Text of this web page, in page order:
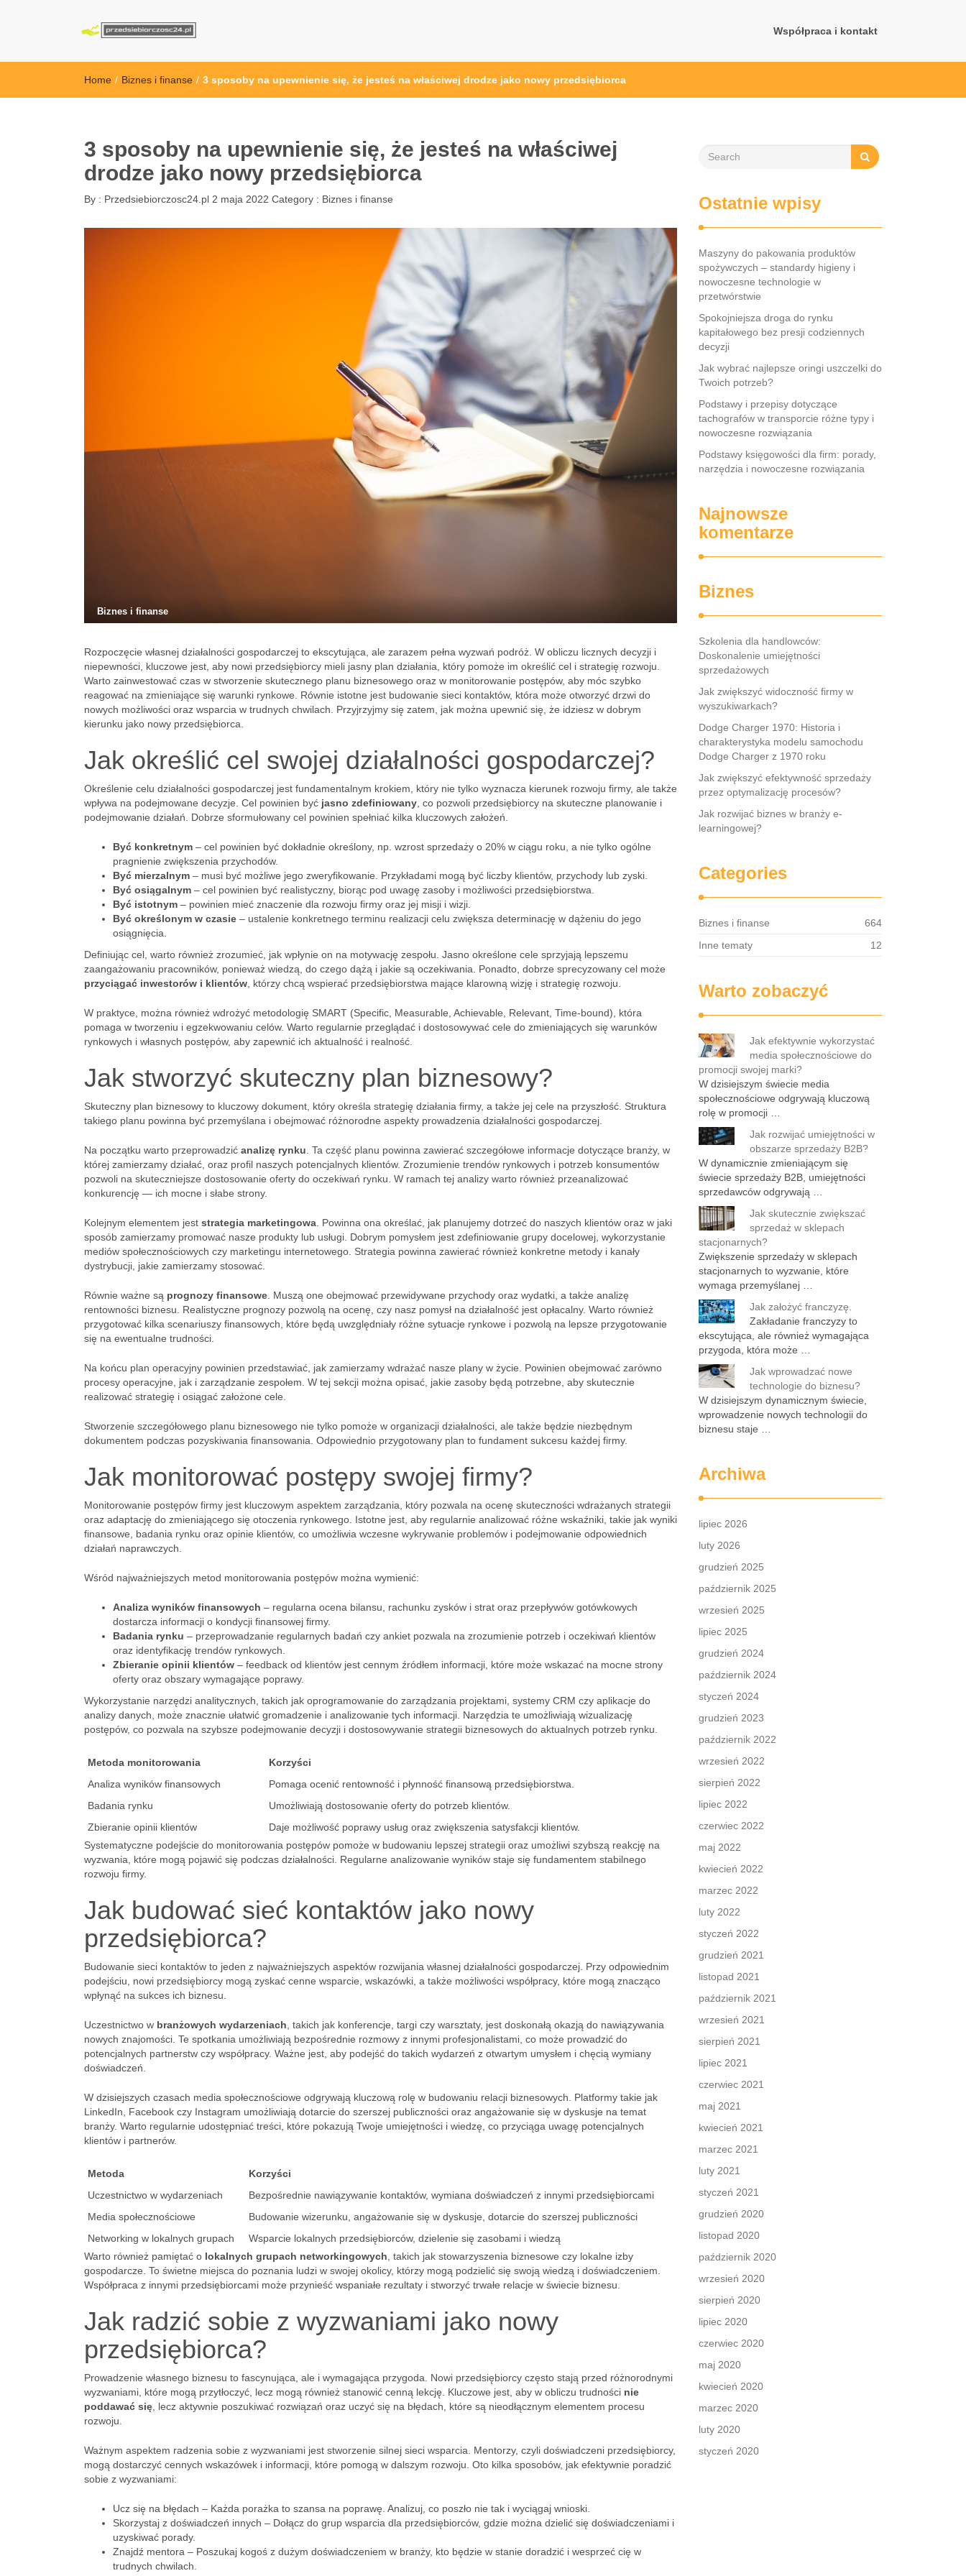
Współpraca i kontakt
Home / Biznes i finanse / 3 sposoby na upewnienie się, że jesteś na właściwej drodze jako nowy przedsiębiorca
3 sposoby na upewnienie się, że jesteś na właściwej
drodze jako nowy przedsiębiorca
By : Przedsiebiorczosc24.pl 2 maja 2022 Category : Biznes i finanse
Biznes i finanse
Rozpoczęcie własnej działalności gospodarczej to ekscytująca, ale zarazem pełna wyzwań podróż. W obliczu licznych decyzji i
niepewności, kluczowe jest, aby nowi przedsiębiorcy mieli jasny plan działania, który pomoże im określić cel i strategię rozwoju.
Warto zainwestować czas w stworzenie skutecznego planu biznesowego oraz w monitorowanie postępów, aby móc szybko
reagować na zmieniające się warunki rynkowe. Równie istotne jest budowanie sieci kontaktów, która może otworzyć drzwi do
nowych możliwości oraz wsparcia w trudnych chwilach. Przyjrzyjmy się zatem, jak można upewnić się, że idziesz w dobrym
kierunku jako nowy przedsiębiorca.
Jak określić cel swojej działalności gospodarczej?
Określenie celu działalności gospodarczej jest fundamentalnym krokiem, który nie tylko wyznacza kierunek rozwoju firmy, ale także
wpływa na podejmowane decyzje. Cel powinien być jasno zdefiniowany , co pozwoli przedsiębiorcy na skuteczne planowanie i
podejmowanie działań. Dobrze sformułowany cel powinien spełniać kilka kluczowych założeń.
Być konkretnym – cel powinien być dokładnie określony, np. wzrost sprzedaży o 20% w ciągu roku, a nie tylko ogólne
pragnienie zwiększenia przychodów.
Być mierzalnym – musi być możliwe jego zweryfikowanie. Przykładami mogą być liczby klientów, przychody lub zyski.
Być osiągalnym – cel powinien być realistyczny, biorąc pod uwagę zasoby i możliwości przedsiębiorstwa.
Być istotnym – powinien mieć znaczenie dla rozwoju firmy oraz jej misji i wizji.
Być określonym w czasie – ustalenie konkretnego terminu realizacji celu zwiększa determinację w dążeniu do jego
osiągnięcia.
Definiując cel, warto również zrozumieć, jak wpłynie on na motywację zespołu. Jasno określone cele sprzyjają lepszemu
zaangażowaniu pracowników, ponieważ wiedzą, do czego dążą i jakie są oczekiwania. Ponadto, dobrze sprecyzowany cel może
przyciągać inwestorów i klientów , którzy chcą wspierać przedsiębiorstwa mające klarowną wizję i strategię rozwoju.
W praktyce, można również wdrożyć metodologię SMART (Specific, Measurable, Achievable, Relevant, Time-bound), która
pomaga w tworzeniu i egzekwowaniu celów. Warto regularnie przeglądać i dostosowywać cele do zmieniających się warunków
rynkowych i własnych postępów, aby zapewnić ich aktualność i realność.
Jak stworzyć skuteczny plan biznesowy?
Skuteczny plan biznesowy to kluczowy dokument, który określa strategię działania firmy, a także jej cele na przyszłość. Struktura
takiego planu powinna być przemyślana i obejmować różnorodne aspekty prowadzenia działalności gospodarczej.
Na początku warto przeprowadzić analizę rynku . Ta część planu powinna zawierać szczegółowe informacje dotyczące branży, w
której zamierzamy działać, oraz profil naszych potencjalnych klientów. Zrozumienie trendów rynkowych i potrzeb konsumentów
pozwoli na skuteczniejsze dostosowanie oferty do oczekiwań rynku. W ramach tej analizy warto również przeanalizować
konkurencję — ich mocne i słabe strony.
Kolejnym elementem jest strategia marketingowa . Powinna ona określać, jak planujemy dotrzeć do naszych klientów oraz w jaki
sposób zamierzamy promować nasze produkty lub usługi. Dobrym pomysłem jest zdefiniowanie grupy docelowej, wykorzystanie
mediów społecznościowych czy marketingu internetowego. Strategia powinna zawierać również konkretne metody i kanały
dystrybucji, jakie zamierzamy stosować.
Równie ważne są prognozy finansowe . Muszą one obejmować przewidywane przychody oraz wydatki, a także analizę
rentowności biznesu. Realistyczne prognozy pozwolą na ocenę, czy nasz pomysł na działalność jest opłacalny. Warto również
przygotować kilka scenariuszy finansowych, które będą uwzględniały różne sytuacje rynkowe i pozwolą na lepsze przygotowanie
się na ewentualne trudności.
Na końcu plan operacyjny powinien przedstawiać, jak zamierzamy wdrażać nasze plany w życie. Powinien obejmować zarówno
procesy operacyjne, jak i zarządzanie zespołem. W tej sekcji można opisać, jakie zasoby będą potrzebne, aby skutecznie
realizować strategię i osiągać założone cele.
Stworzenie szczegółowego planu biznesowego nie tylko pomoże w organizacji działalności, ale także będzie niezbędnym
dokumentem podczas pozyskiwania finansowania. Odpowiednio przygotowany plan to fundament sukcesu każdej firmy.
Jak monitorować postępy swojej firmy?
Monitorowanie postępów firmy jest kluczowym aspektem zarządzania, który pozwala na ocenę skuteczności wdrażanych strategii
oraz adaptację do zmieniającego się otoczenia rynkowego. Istotne jest, aby regularnie analizować różne wskaźniki, takie jak wyniki
finansowe, badania rynku oraz opinie klientów, co umożliwia wczesne wykrywanie problemów i podejmowanie odpowiednich
działań naprawczych.
Wśród najważniejszych metod monitorowania postępów można wymienić:
Analiza wyników finansowych – regularna ocena bilansu, rachunku zysków i strat oraz przepływów gotówkowych
dostarcza informacji o kondycji finansowej firmy.
Badania rynku – przeprowadzanie regularnych badań czy ankiet pozwala na zrozumienie potrzeb i oczekiwań klientów
oraz identyfikację trendów rynkowych.
Zbieranie opinii klientów – feedback od klientów jest cennym źródłem informacji, które może wskazać na mocne strony
oferty oraz obszary wymagające poprawy.
Wykorzystanie narzędzi analitycznych, takich jak oprogramowanie do zarządzania projektami, systemy CRM czy aplikacje do
analizy danych, może znacznie ułatwić gromadzenie i analizowanie tych informacji. Narzędzia te umożliwiają wizualizację
postępów, co pozwala na szybsze podejmowanie decyzji i dostosowywanie strategii biznesowych do aktualnych potrzeb rynku.
Metoda monitorowania
Korzyści
Analiza wyników finansowych
Pomaga ocenić rentowność i płynność finansową przedsiębiorstwa.
Badania rynku
Umożliwiają dostosowanie oferty do potrzeb klientów.
Zbieranie opinii klientów
Daje możliwość poprawy usług oraz zwiększenia satysfakcji klientów.
Systematyczne podejście do monitorowania postępów pomoże w budowaniu lepszej strategii oraz umożliwi szybszą reakcję na
wyzwania, które mogą pojawić się podczas działalności. Regularne analizowanie wyników staje się fundamentem stabilnego
rozwoju firmy.
Jak budować sieć kontaktów jako nowy
przedsiębiorca?
Budowanie sieci kontaktów to jeden z najważniejszych aspektów rozwijania własnej działalności gospodarczej. Przy odpowiednim
podejściu, nowi przedsiębiorcy mogą zyskać cenne wsparcie, wskazówki, a także możliwości współpracy, które mogą znacząco
wpłynąć na sukces ich biznesu.
Uczestnictwo w branżowych wydarzeniach , takich jak konferencje, targi czy warsztaty, jest doskonałą okazją do nawiązywania
nowych znajomości. Te spotkania umożliwiają bezpośrednie rozmowy z innymi profesjonalistami, co może prowadzić do
potencjalnych partnerstw czy współpracy. Ważne jest, aby podejść do takich wydarzeń z otwartym umysłem i chęcią wymiany
doświadczeń.
W dzisiejszych czasach media społecznościowe odgrywają kluczową rolę w budowaniu relacji biznesowych. Platformy takie jak
LinkedIn, Facebook czy Instagram umożliwiają dotarcie do szerszej publiczności oraz angażowanie się w dyskusje na temat
branży. Warto regularnie udostępniać treści, które pokazują Twoje umiejętności i wiedzę, co przyciąga uwagę potencjalnych
klientów i partnerów.
Metoda
Korzyści
Uczestnictwo w wydarzeniach
Bezpośrednie nawiązywanie kontaktów, wymiana doświadczeń z innymi przedsiębiorcami
Media społecznościowe
Budowanie wizerunku, angażowanie się w dyskusje, dotarcie do szerszej publiczności
Networking w lokalnych grupach
Wsparcie lokalnych przedsiębiorców, dzielenie się zasobami i wiedzą
Warto również pamiętać o lokalnych grupach networkingowych , takich jak stowarzyszenia biznesowe czy lokalne izby
gospodarcze. To świetne miejsca do poznania ludzi w swojej okolicy, którzy mogą podzielić się swoją wiedzą i doświadczeniem.
Współpraca z innymi przedsiębiorcami może przynieść wspaniałe rezultaty i stworzyć trwałe relacje w świecie biznesu.
Jak radzić sobie z wyzwaniami jako nowy
przedsiębiorca?
Prowadzenie własnego biznesu to fascynująca, ale i wymagająca przygoda. Nowi przedsiębiorcy często stają przed różnorodnymi
wyzwaniami, które mogą przytłoczyć, lecz mogą również stanowić cenną lekcję. Kluczowe jest, aby w obliczu trudności nie
poddawać się , lecz aktywnie poszukiwać rozwiązań oraz uczyć się na błędach, które są nieodłącznym elementem procesu
rozwoju.
Ważnym aspektem radzenia sobie z wyzwaniami jest stworzenie silnej sieci wsparcia. Mentorzy, czyli doświadczeni przedsiębiorcy,
mogą dostarczyć cennych wskazówek i informacji, które pomogą w dalszym rozwoju. Oto kilka sposobów, jak efektywnie poradzić
sobie z wyzwaniami:
Ucz się na błędach – Każda porażka to szansa na poprawę. Analizuj, co poszło nie tak i wyciągaj wnioski.
Skorzystaj z doświadczeń innych – Dołącz do grup wsparcia dla przedsiębiorców, gdzie można dzielić się doświadczeniami i
uzyskiwać porady.
Znajdź mentora – Poszukaj kogoś z dużym doświadczeniem w branży, kto będzie w stanie doradzić i wesprzeć cię w
trudnych chwilach.
Ostatnie wpisy
Maszyny do pakowania produktów
spożywczych – standardy higieny i
nowoczesne technologie w
przetwórstwie
Spokojniejsza droga do rynku
kapitałowego bez presji codziennych
decyzji
Jak wybrać najlepsze oringi uszczelki do
Twoich potrzeb?
Podstawy i przepisy dotyczące
tachografów w transporcie różne typy i
nowoczesne rozwiązania
Podstawy księgowości dla firm: porady,
narzędzia i nowoczesne rozwiązania
Najnowsze
komentarze
Biznes
Szkolenia dla handlowców:
Doskonalenie umiejętności
sprzedażowych
Jak zwiększyć widoczność firmy w
wyszukiwarkach?
Dodge Charger 1970: Historia i
charakterystyka modelu samochodu
Dodge Charger z 1970 roku
Jak zwiększyć efektywność sprzedaży
przez optymalizację procesów?
Jak rozwijać biznes w branży e-
learningowej?
Categories
Biznes i finanse
664
Inne tematy
12
Warto zobaczyć
Jak efektywnie wykorzystać
media społecznościowe do
promocji swojej marki?
W dzisiejszym świecie media
społecznościowe odgrywają kluczową
rolę w promocji …
Jak rozwijać umiejętności w
obszarze sprzedaży B2B?
W dynamicznie zmieniającym się
świecie sprzedaży B2B, umiejętności
sprzedawców odgrywają …
Jak skutecznie zwiększać
sprzedaż w sklepach
stacjonarnych?
Zwiększenie sprzedaży w sklepach
stacjonarnych to wyzwanie, które
wymaga przemyślanej …
Jak założyć franczyzę.
Zakładanie franczyzy to
ekscytująca, ale również wymagająca
przygoda, która może …
Jak wprowadzać nowe
technologie do biznesu?
W dzisiejszym dynamicznym świecie,
wprowadzenie nowych technologii do
biznesu staje …
Archiwa
lipiec 2026
luty 2026
grudzień 2025
październik 2025
wrzesień 2025
lipiec 2025
grudzień 2024
październik 2024
styczeń 2024
grudzień 2023
październik 2022
wrzesień 2022
sierpień 2022
lipiec 2022
czerwiec 2022
maj 2022
kwiecień 2022
marzec 2022
luty 2022
styczeń 2022
grudzień 2021
listopad 2021
październik 2021
wrzesień 2021
sierpień 2021
lipiec 2021
czerwiec 2021
maj 2021
kwiecień 2021
marzec 2021
luty 2021
styczeń 2021
grudzień 2020
listopad 2020
październik 2020
wrzesień 2020
sierpień 2020
lipiec 2020
czerwiec 2020
maj 2020
kwiecień 2020
marzec 2020
luty 2020
styczeń 2020